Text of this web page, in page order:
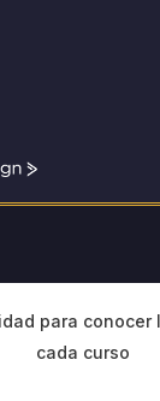
para
cada curso